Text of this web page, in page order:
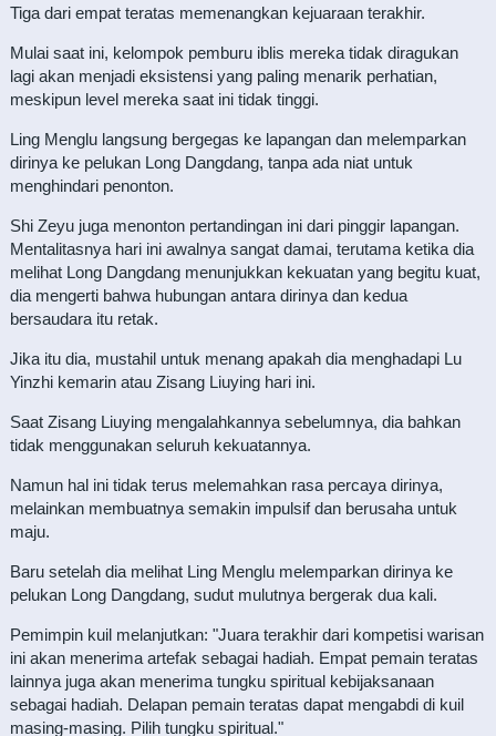
Tiga dari empat teratas memenangkan kejuaraan terakhir.
Mulai saat ini, kelompok pemburu iblis mereka tidak diragukan
lagi akan menjadi eksistensi yang paling menarik perhatian,
meskipun level mereka saat ini tidak tinggi.
Ling Menglu langsung bergegas ke lapangan dan melemparkan
dirinya ke pelukan Long Dangdang, tanpa ada niat untuk
menghindari penonton.
Shi Zeyu juga menonton pertandingan ini dari pinggir lapangan.
Mentalitasnya hari ini awalnya sangat damai, terutama ketika dia
melihat Long Dangdang menunjukkan kekuatan yang begitu kuat,
dia mengerti bahwa hubungan antara dirinya dan kedua
bersaudara itu retak.
Jika itu dia, mustahil untuk menang apakah dia menghadapi Lu
Yinzhi kemarin atau Zisang Liuying hari ini.
Saat Zisang Liuying mengalahkannya sebelumnya, dia bahkan
tidak menggunakan seluruh kekuatannya.
Namun hal ini tidak terus melemahkan rasa percaya dirinya,
melainkan membuatnya semakin impulsif dan berusaha untuk
maju.
Baru setelah dia melihat Ling Menglu melemparkan dirinya ke
pelukan Long Dangdang, sudut mulutnya bergerak dua kali.
Pemimpin kuil melanjutkan: "Juara terakhir dari kompetisi warisan
ini akan menerima artefak sebagai hadiah. Empat pemain teratas
lainnya juga akan menerima tungku spiritual kebijaksanaan
sebagai hadiah. Delapan pemain teratas dapat mengabdi di kuil
masing-masing. Pilih tungku spiritual."